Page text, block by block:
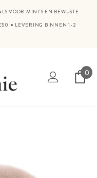
VOOR MINI'S EN BEWUSTE
● LEVERING BINNEN 1-2
0